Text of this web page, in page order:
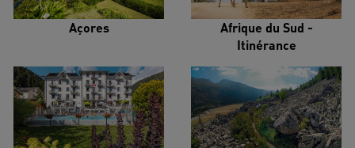
Açores
Afrique du Sud -
Itinérance